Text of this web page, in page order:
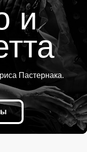
и
Пастернака.